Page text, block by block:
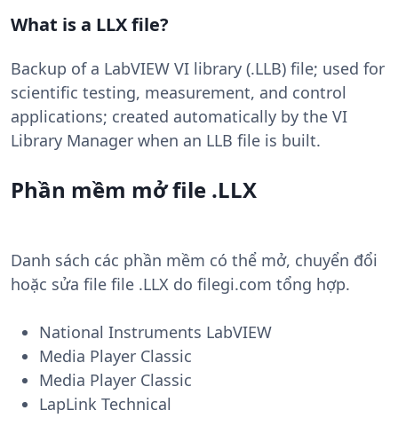
What is a LLX file?
Backup of a LabVIEW VI library (.LLB) file; used for
scientific testing, measurement, and control
applications; created automatically by the VI
Library Manager when an LLB file is built.
Phần mềm mở file .LLX
Danh sách các phần mềm có thể mở, chuyển đổi
hoặc sửa file file .LLX do filegi.com tổng hợp.
National Instruments LabVIEW
Media Player Classic
Media Player Classic
LapLink Technical